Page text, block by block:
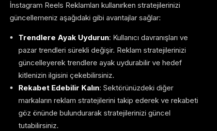
İnstagram Reels Reklamları kullanırken stratejilerinizi
güncellemeniz aşağıdaki gibi avantajlar sağlar:
Trendlere Ayak Uydurun: Kullanıcı davranışları ve
pazar trendleri sürekli değişir. Reklam stratejilerinizi
güncelleyerek trendlere ayak uydurabilir ve hedef
kitlenizin ilgisini çekebilirsiniz.
Rekabet Edebilir Kalın: Sektörünüzdeki diğer
markaların reklam stratejilerini takip ederek ve rekabeti
göz önünde bulundurarak stratejilerinizi güncel
tutabilirsiniz.